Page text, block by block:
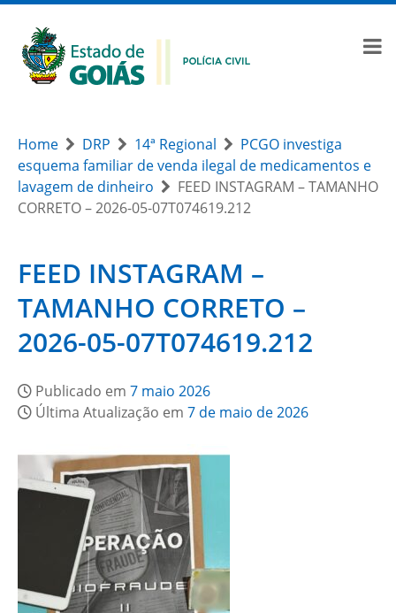
Home DRP 14ª Regional
PCGO investiga
esquema familiar de venda ilegal de medicamentos e
lavagem de dinheiro
FEED INSTAGRAM – TAMANHO
CORRETO – 2026-05-07T074619.212
FEED INSTAGRAM –
TAMANHO CORRETO –
2026-05-07T074619.212
Publicado em 7 maio 2026
Última Atualização em 7 de maio de 2026